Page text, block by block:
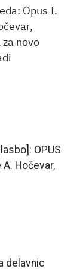
Opus I.
novo
: OPUS
Hočevar,
delavnic